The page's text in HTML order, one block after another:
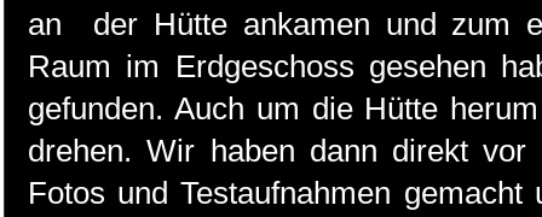
an der Hütte ankamen und zum
Raum im Erdgeschoss gesehen
gefunden. Auch um die Hütte
drehen. Wir haben dann direkt
Fotos und Testaufnahmen